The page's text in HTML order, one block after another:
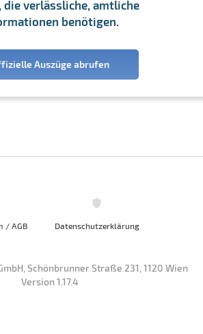
die verlässliche, amtliche
benötigen.
Auszüge abrufen
/ AGB Datenschutzerklärung
Schönbrunner Straße 231, 1120 Wien
Version 1.17.4